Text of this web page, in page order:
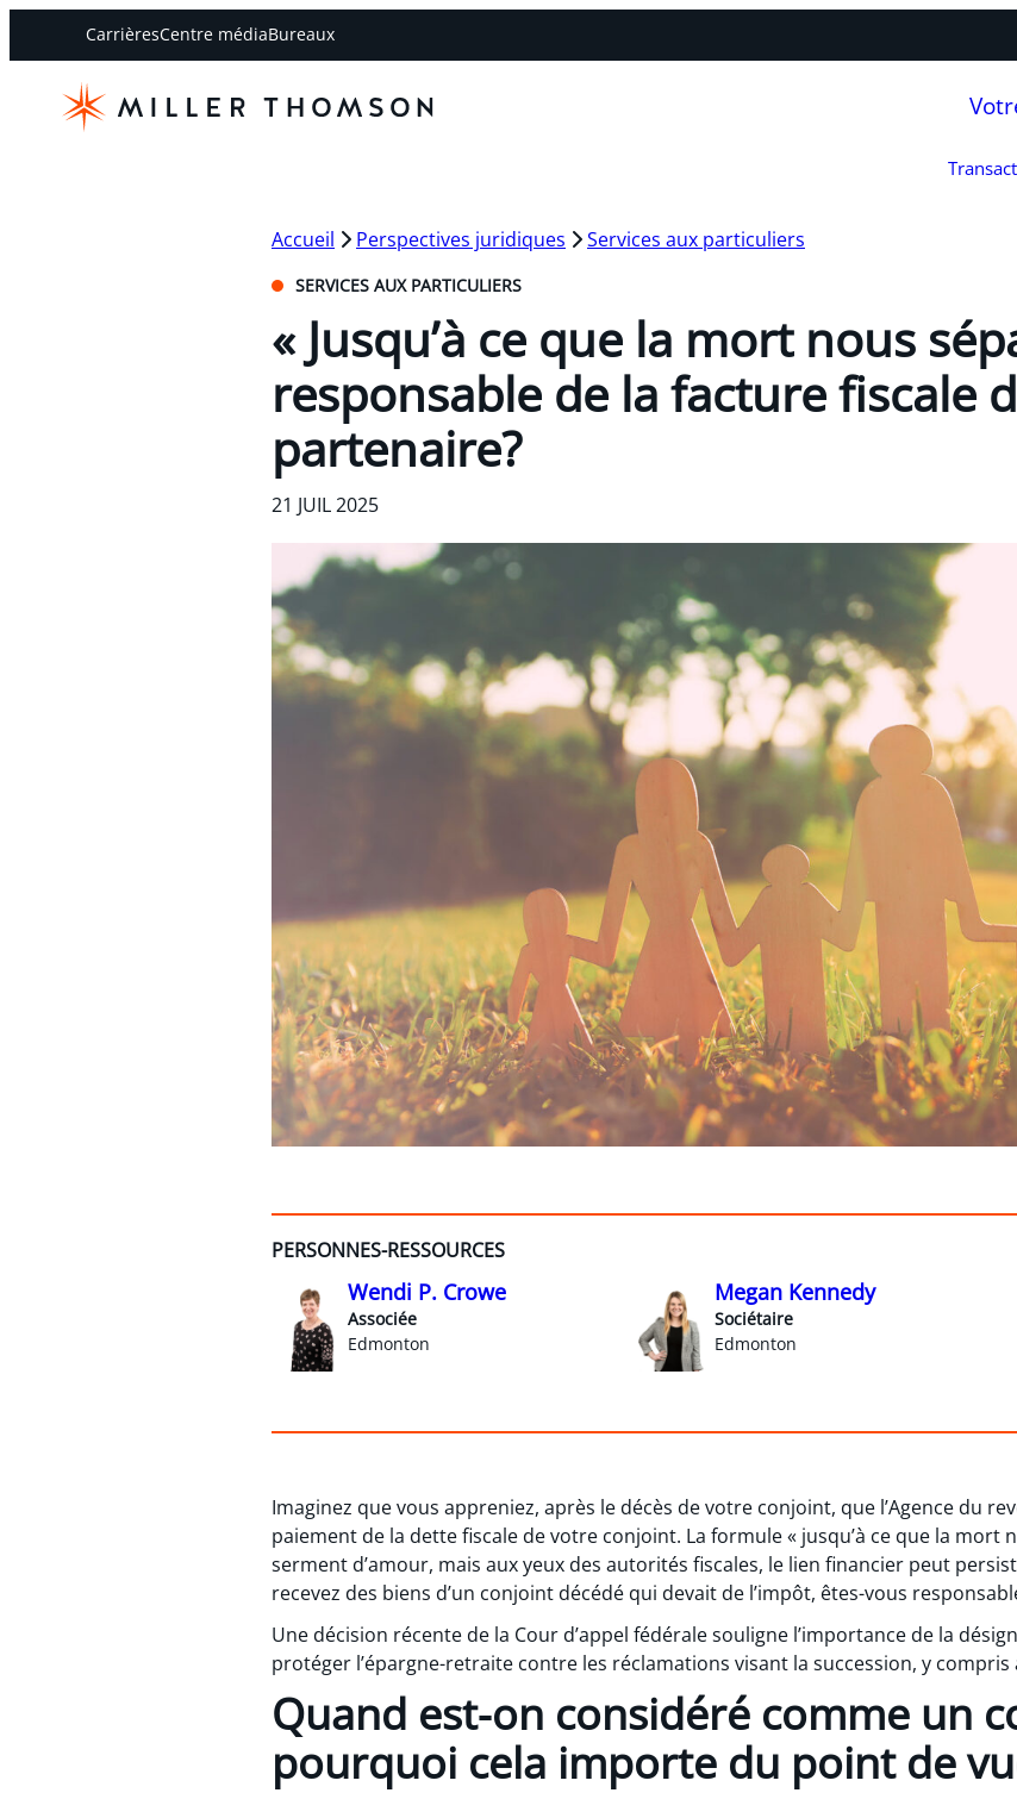
CarrièresCentre médiaBureaux
Accueil Perspectives juridiques Services aux particuliers
SERVICES AUX PARTICULIERS
« Jusqu’à ce que la mort nous
responsable de la facture fiscale
partenaire?
21 JUIL 2025
PERSONNES-RESSOURCES
Wendi P. Crowe
Associée
Edmonton
Megan Kennedy
Sociétaire
Edmonton
Imaginez que vous appreniez, après le décès de votre conjoint, que l’Agence du
paiement de la dette fiscale de votre conjoint. La formule « jusqu’à ce que la mort
serment d’amour, mais aux yeux des autorités fiscales, le lien financier peut
recevez des biens d’un conjoint décédé qui devait de l’impôt, êtes-vous
Une décision récente de la Cour d’appel fédérale souligne l’importance de la
protéger l’épargne-retraite contre les réclamations visant la succession, y compris
Quand est-on considéré comme un
pourquoi cela importe du point de